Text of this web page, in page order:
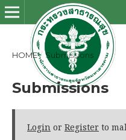
HOME / Submissions
Submissions
Login or Register to